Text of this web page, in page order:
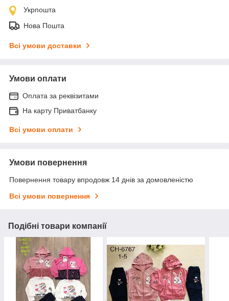
Укрпошта
Нова Пошта
Всі умови доставки
Умови оплати
Оплата за реквізитами
На карту Приватбанку
Всі умови оплати
Умови повернення
Повернення товару впродовж 14 днів за домовленістю
Всі умови повернення
Подібні товари компанії